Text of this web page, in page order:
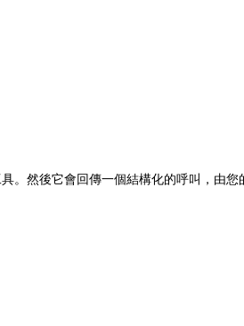
然後它會回傳一個結構化的呼叫，由您